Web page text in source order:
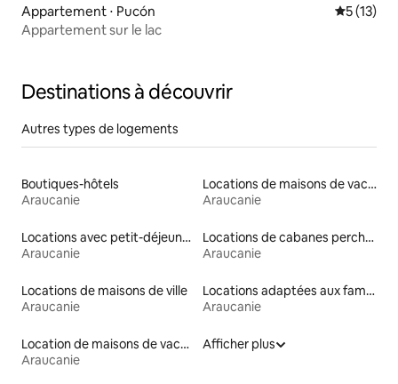
Appartement ⋅ Pucón
5 (13)
Appartement sur le lac
Destinations à découvrir
Autres types de logements
Boutiques-hôtels
Araucanie
Locations de maisons de vacances
Araucanie
Locations avec petit-déjeuner
Araucanie
Locations de cabanes perchées
Araucanie
Locations de maisons de ville
Araucanie
Locations adaptées aux familles
Araucanie
Location de maisons de vacances
Araucanie
Afficher plus